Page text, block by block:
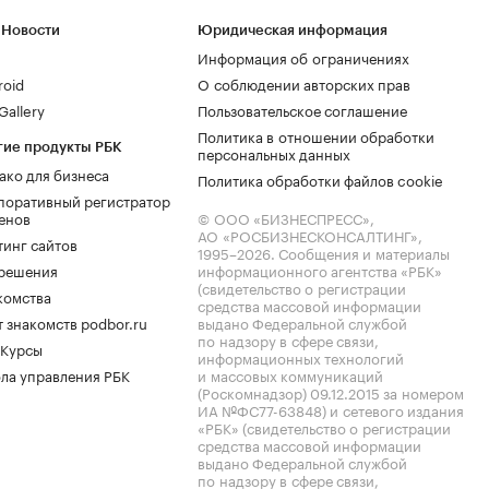
продукты РБК
для бизнеса
регистратор
сайтов
знакомств podbor.ru
управления РБК
Юридическая информация
Информация об ограничениях
О соблюдении авторских прав
Пользовательское соглашение
Политика в отношении обработки
персональных данных
Политика обработки файлов cookie
© ООО «БИЗНЕСПРЕСС»,
АО «РОСБИЗНЕСКОНСАЛТИНГ»,
1995–2026. Сообщения и материалы
информационного агентства «РБК»
(свидетельство о регистрации
средства массовой информации
выдано Федеральной службой
по надзору в сфере связи,
информационных технологий
и массовых коммуникаций
(Роскомнадзор) 09.12.2015 за номером
ИА №ФС77-63848) и сетевого издания
«РБК» (свидетельство о регистрации
средства массовой информации
выдано Федеральной службой
по надзору в сфере связи,